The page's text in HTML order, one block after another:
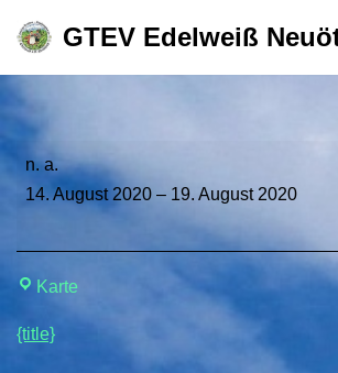
springen
GTEV Edelweiß
n. a.
14. August 2020 – 19. August 2020
Karte
{title}